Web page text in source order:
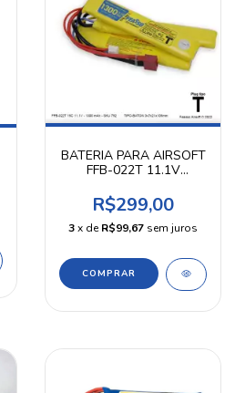
BATERIA PARA AIRSOFT
FFB-022T 11.1V
- FEASSO
R$299,00
3x deR$99,67 sem juros